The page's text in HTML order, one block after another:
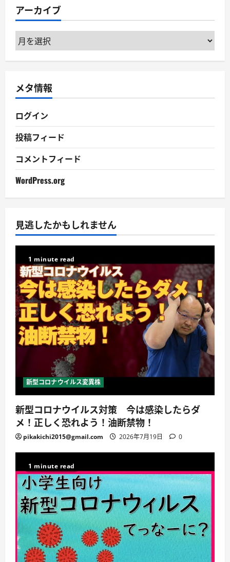
ー
アーカイブ
ア
ー
ブ
メタ情報
ログイン
投稿フィード
コメントフィード
WordPress.org
見逃したかもしれません
1 minute read
新型コロナウイルス変異株
新型コロナウイルス対策 今は感染したらダ
メ！正しく恐れよう！油断禁物！
pikakichi2015@gmail.com 2026年7月19日 0
1 minute read